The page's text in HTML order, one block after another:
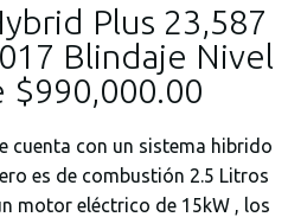
Plus 23,587
Blindaje Nivel
$990,000.00
cuenta con un sistema hibrido
es de combustión 2.5 Litros
motor eléctrico de 15kW , los